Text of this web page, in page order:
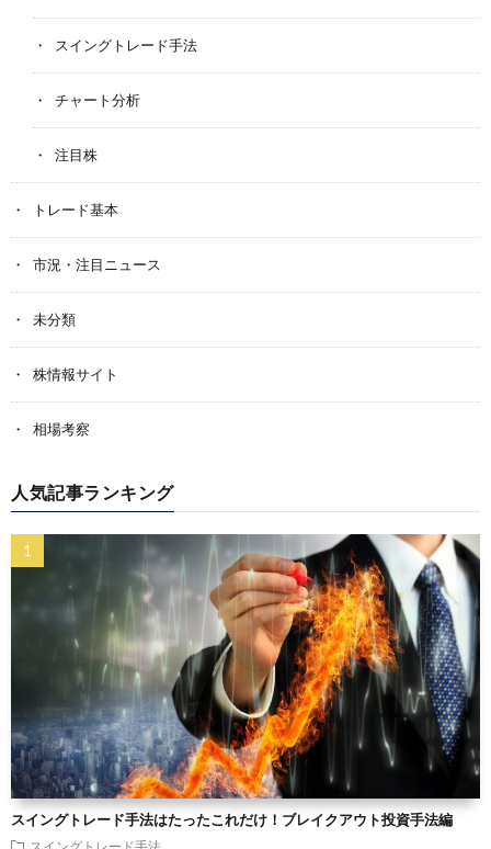
スイングトレード手法
チャート分析
注目株
トレード基本
市況・注目ニュース
未分類
株情報サイト
相場考察
人気記事ランキング
スイングトレード手法はたったこれだけ！ブレイクアウト投資手法編
スイングトレード手法